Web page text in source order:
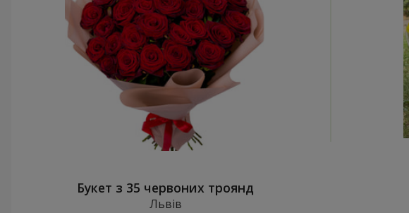
Букет з 35 червоних троянд
Львів